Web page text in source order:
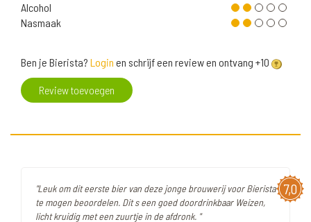
Alcohol
Nasmaak
Ben je Bierista? Login en schrijf een review en ontvang +10
Review toevoegen
7,0
"Leuk om dit eerste bier van deze jonge brouwerij voor Bierista
te mogen beoordelen. Dit s een goed doordrinkbaar Weizen,
licht kruidig met een zuurtje in de afdronk. "